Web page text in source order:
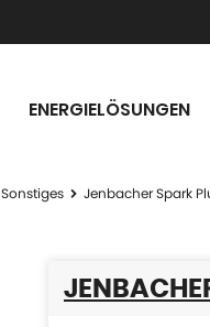
ENERGIELÖSUNGEN
Sonstiges Jenbacher Spark